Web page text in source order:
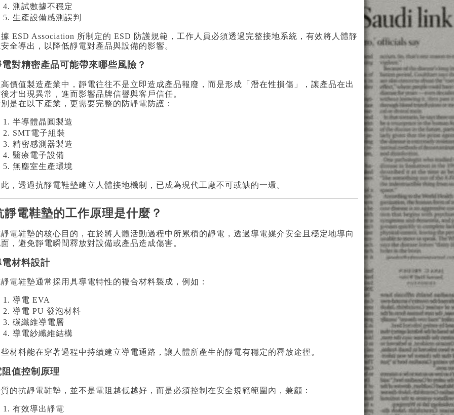
測試數據不穩定
生產設備感測誤判
ESD Association 所制定的 ESD 防護規範，工作人員必須透過完整接地系統，有效將人體靜
全導出，以降低靜電對產品與設備的影響。
電對精密產品可能帶來哪些風險？
價值製造產業中，靜電往往不是立即造成產品報廢，而是形成「潛在性損傷」，讓產品在出
才出現異常，進而影響品牌信譽與客戶信任。
是在以下產業，更需要完整的防靜電防護：
半導體晶圓製造
SMT電子組裝
精密感測器製造
醫療電子設備
無塵室生產環境
，透過抗靜電鞋墊建立人體接地機制，已成為現代工廠不可或缺的一環。
靜電鞋墊的工作原理是什麼？
電鞋墊的核心目的，在於將人體活動過程中所累積的靜電，透過導電媒介安全且穩定地導向
，避免靜電瞬間釋放對設備或產品造成傷害。
電材料設計
電鞋墊通常採用具導電特性的複合材料製成，例如：
導電 EVA
導電 PU 發泡材料
碳纖維導電層
導電紗纖維結構
材料能在穿著過程中持續建立導電通路，讓人體所產生的靜電有穩定的釋放途徑。
阻值控制原理
的抗靜電鞋墊，並不是電阻越低越好，而是必須控制在安全規範範圍內，兼顧：
有效導出靜電